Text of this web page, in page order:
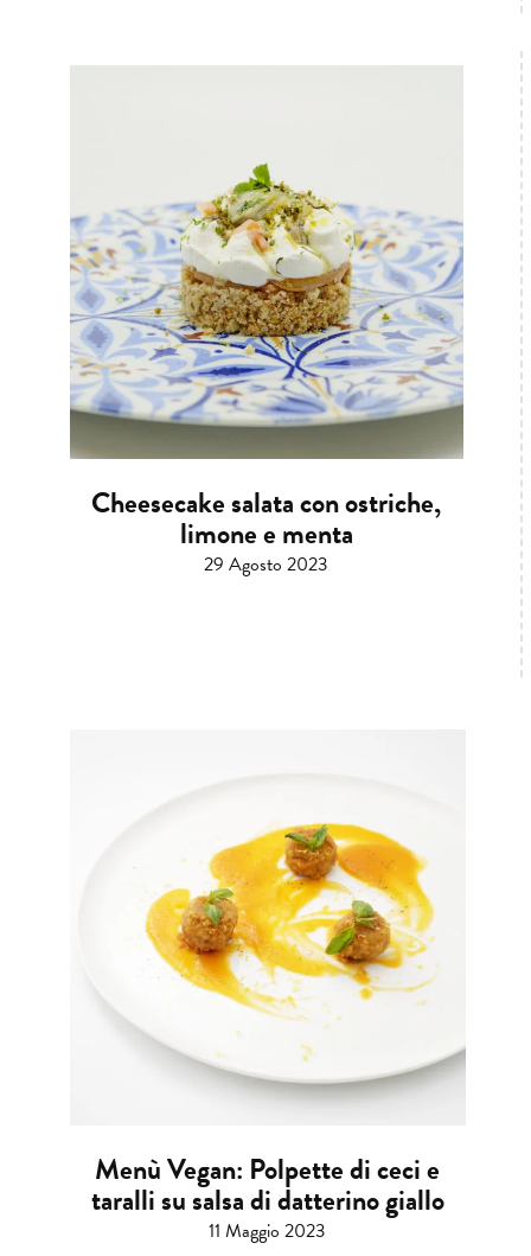
Cheesecake salata con ostriche,
limone e menta
29 Agosto 2023
Menù Vegan: Polpette di ceci e
taralli su salsa di datterino giallo
11 Maggio 2023